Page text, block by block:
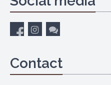
Contact